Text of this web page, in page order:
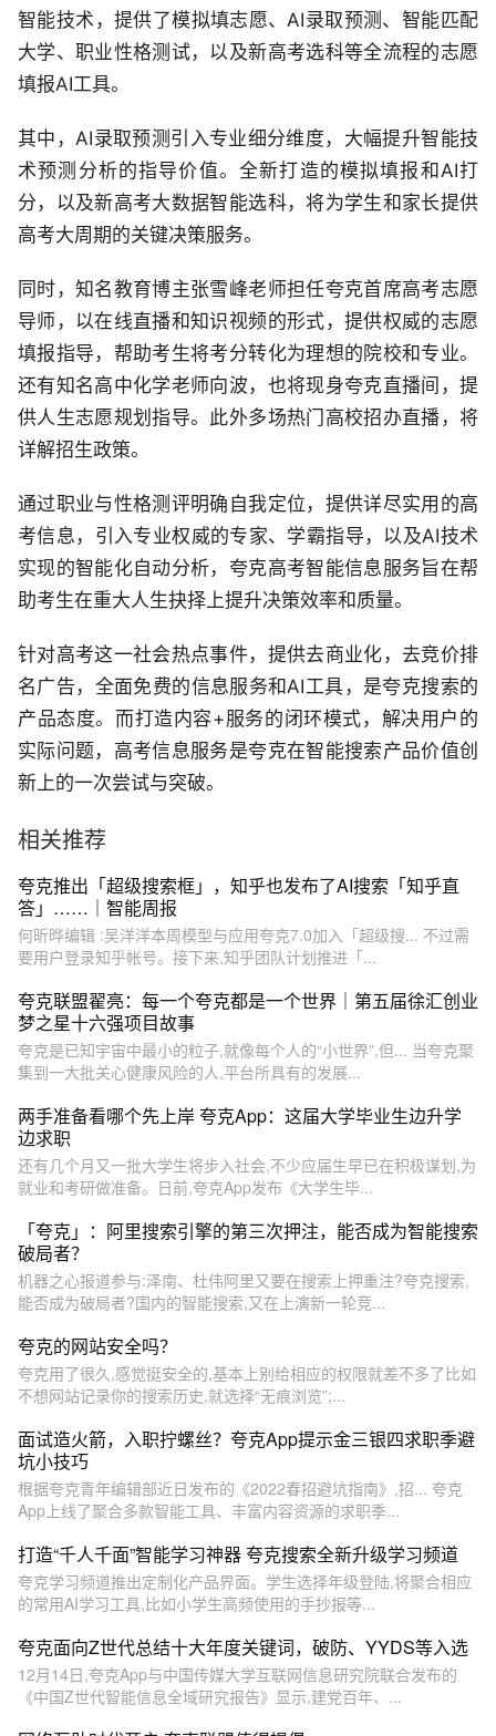
智能技术，提供了模拟填志愿、AI录取预测、智能匹配
大学、职业性格测试，以及新高考选科等全流程的志愿
填报AI工具。
其中，AI录取预测引入专业细分维度，大幅提升智能技
术预测分析的指导价值。全新打造的模拟填报和AI打
分，以及新高考大数据智能选科，将为学生和家长提供
高考大周期的关键决策服务。
同时，知名教育博主张雪峰老师担任夸克首席高考志愿
导师，以在线直播和知识视频的形式，提供权威的志愿
填报指导，帮助考生将考分转化为理想的院校和专业。
还有知名高中化学老师向波，也将现身夸克直播间，提
供人生志愿规划指导。此外多场热门高校招办直播，将
详解招生政策。
通过职业与性格测评明确自我定位，提供详尽实用的高
考信息，引入专业权威的专家、学霸指导，以及AI技术
实现的智能化自动分析，夸克高考智能信息服务旨在帮
助考生在重大人生抉择上提升决策效率和质量。
针对高考这一社会热点事件，提供去商业化，去竞价排
名广告，全面免费的信息服务和AI工具，是夸克搜索的
产品态度。而打造内容+服务的闭环模式，解决用户的
实际问题，高考信息服务是夸克在智能搜索产品价值创
新上的一次尝试与突破。
相关推荐
夸克推出「超级搜索框」，知乎也发布了AI搜索「知乎直
答」……｜智能周报
何昕晔编辑 :吴洋洋本周模型与应用夸克7.0加入「超级搜... 不过需
要用户登录知乎帐号。接下来,知乎团队计划推进「...
夸克联盟翟亮：每一个夸克都是一个世界｜第五届徐汇创业
梦之星十六强项目故事
夸克是已知宇宙中最小的粒子,就像每个人的“小世界”,但... 当夸克聚
集到一大批关心健康风险的人,平台所具有的发展...
两手准备看哪个先上岸 夸克App：这届大学毕业生边升学
边求职
还有几个月又一批大学生将步入社会,不少应届生早已在积极谋划,为
就业和考研做准备。日前,夸克App发布《大学生毕...
「夸克」：阿里搜索引擎的第三次押注，能否成为智能搜索
破局者？
机器之心报道参与:泽南、杜伟阿里又要在搜索上押重注?夸克搜索,
能否成为破局者?国内的智能搜索,又在上演新一轮竞...
夸克的网站安全吗？
夸克用了很久,感觉挺安全的,基本上别给相应的权限就差不多了比如
不想网站记录你的搜索历史,就选择“无痕浏览”;...
面试造火箭，入职拧螺丝？夸克App提示金三银四求职季避
坑小技巧
根据夸克青年编辑部近日发布的《2022春招避坑指南》,招... 夸克
App上线了聚合多款智能工具、丰富内容资源的求职季...
打造“千人千面”智能学习神器 夸克搜索全新升级学习频道
夸克学习频道推出定制化产品界面。学生选择年级登陆,将聚合相应
的常用AI学习工具,比如小学生高频使用的手抄报等...
夸克面向Z世代总结十大年度关键词，破防、YYDS等入选
12月14日,夸克App与中国传媒大学互联网信息研究院联合发布的
《中国Z世代智能信息全域研究报告》显示,建党百年、...